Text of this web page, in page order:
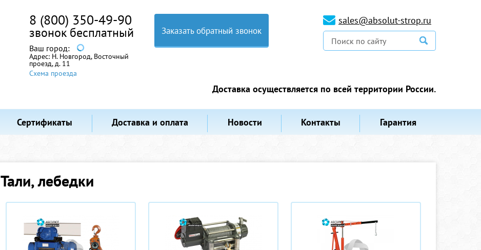
8 (800) 350-49-90
звонок бесплатный
Ваш город:
Адрес: Н. Новгород, Восточный
проезд, д. 11
Схема проезда
Заказать обратный звонок
sales@absolut-strop.ru
Доставка осуществляется по всей территории России.
Сертификаты Доставка и оплата Новости Контакты Гарантия
Тали, лебедки